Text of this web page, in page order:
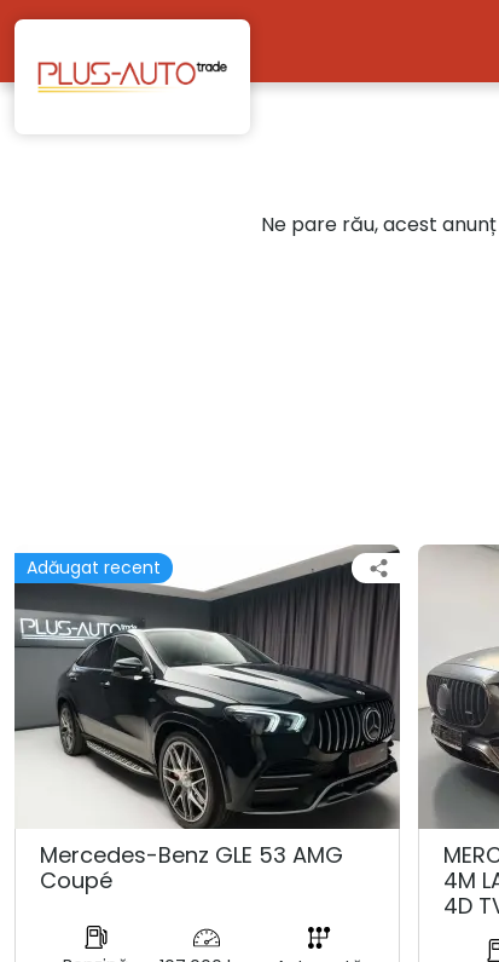
Mergi direct la conținutul principal
Ne pare rău, acest
Adăugat recent
Mercedes-Benz GLE 53 AMG
Coupé
4M
4D